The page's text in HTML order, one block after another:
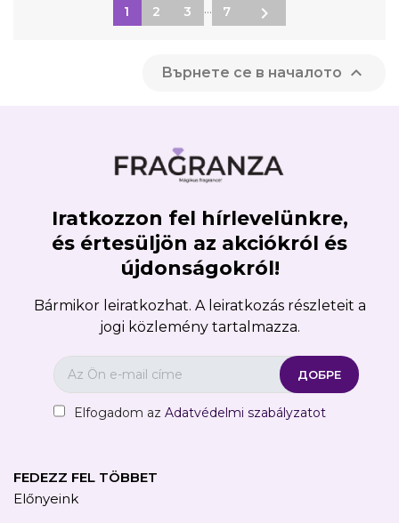
1 2 3 … 7 
Върнете се в началото 
Iratkozzon fel hírlevelünkre,
és értesüljön az akciókról és
újdonságokról!
Bármikor leiratkozhat. A leiratkozás részleteit a
jogi közlemény tartalmazza.
Elfogadom az Adatvédelmi szabályzatot
FEDEZZ FEL TÖBBET
Előnyeink